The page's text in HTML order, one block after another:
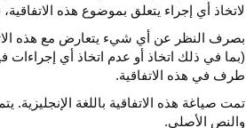
لاتخاذ أي إجراء يتعلق بموضوع هذه
الاتفاقية،
بصرف النظر عن أي شيء يتعارض مع هذه
(بما في ذلك اتخاذ أو عدم اتخاذ أي إجراءات
طرف في هذه الاتفاقية.
تمت صياغة هذه الاتفاقية باللغة الإنجليزية. يتم
والنص
الأصلي.